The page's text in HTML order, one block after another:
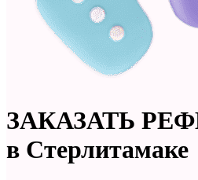
ЗАКАЗАТЬ
в Стерлитамаке